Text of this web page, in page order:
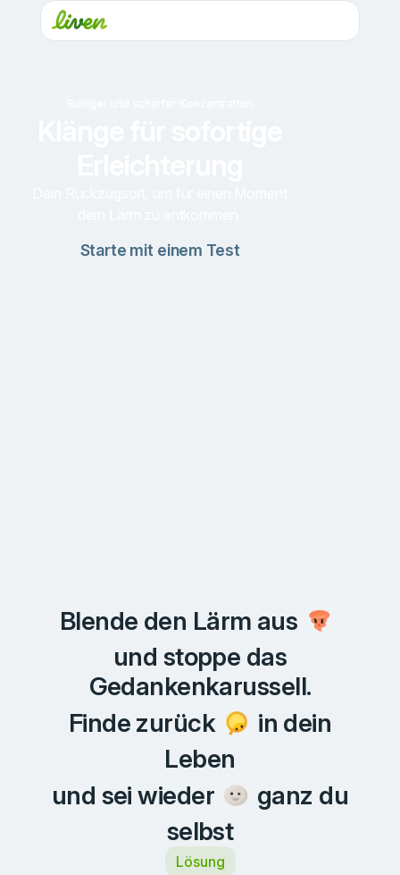
Starte mit einem Test
Blende den Lärm aus
und stoppe das
Gedankenkarussell.
Finde zurück
in dein
Leben
und sei wieder
ganz du
selbst
Lösung